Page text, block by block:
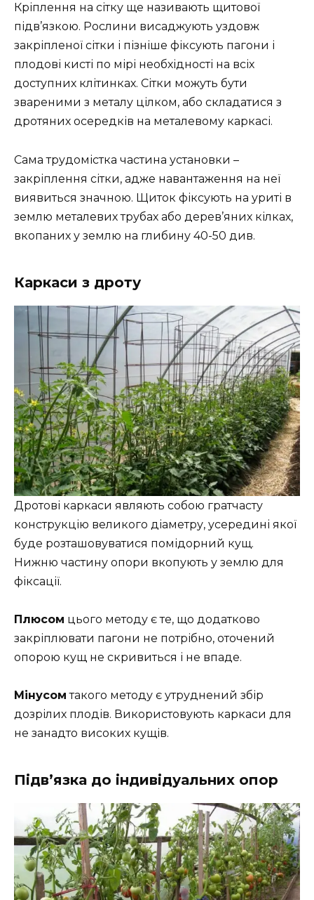
Кріплення на сітку ще називають щитової
підв’язкою. Рослини висаджують уздовж
закріпленої сітки і пізніше фіксують пагони і
плодові кисті по мірі необхідності на всіх
доступних клітинках. Сітки можуть бути
звареними з металу цілком, або складатися з
дротяних осередків на металевому каркасі.
Сама трудомістка частина установки –
закріплення сітки, адже навантаження на неї
виявиться значною. Щиток фіксують на уриті в
землю металевих трубах або дерев’яних кілках,
вкопаних у землю на глибину 40-50 див.
Каркаси з дроту
Дротові каркаси являють собою гратчасту
конструкцію великого діаметру, усередині якої
буде розташовуватися помідорний кущ.
Нижню частину опори вкопують у землю для
фіксації.
Плюсом цього методу є те, що додатково
закріплювати пагони не потрібно, оточений
опорою кущ не скривиться і не впаде.
Мінусом такого методу є утруднений збір
дозрілих плодів. Використовують каркаси для
не занадто високих кущів.
Підв’язка до індивідуальних опор